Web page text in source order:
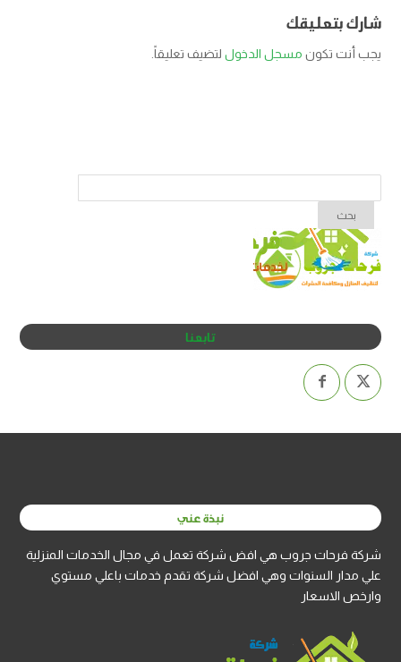
شارك بتعليقك
يجب أنت تكون مسجل الدخول لتضيف تعليقاً.
تابعنا
نبذة عني
شركة فرحات جروب هي افض شركة تعمل في مجال الخدمات المنزلية
علي مدار السنوات وهي افضل شركة تقدم خدمات باعلي مستوي
وارخص الاسعار